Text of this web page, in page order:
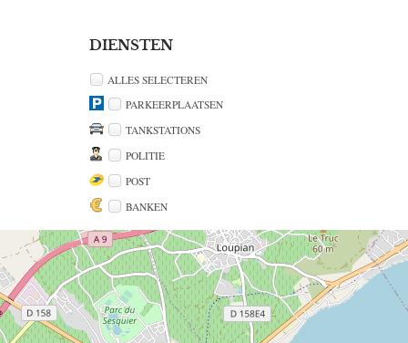
DIENSTEN
ALLES SELECTEREN
PARKEERPLAATSEN
TANKSTATIONS
POLITIE
POST
BANKEN